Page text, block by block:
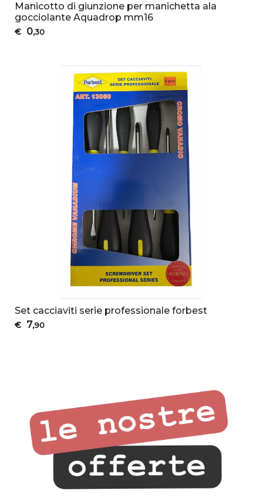
Manicotto di giunzione per manichetta ala
gocciolante Aquadrop mm16
€ 0,30
Set cacciaviti serie professionale forbest
€ 7,90